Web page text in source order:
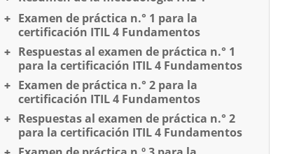
Examen de práctica n.° 1 para la
certificación ITIL 4 Fundamentos
Respuestas al examen de práctica n.° 1
para la certificación ITIL 4 Fundamentos
Examen de práctica n.° 2 para la
certificación ITIL 4 Fundamentos
Respuestas al examen de práctica n.° 2
para la certificación ITIL 4 Fundamentos